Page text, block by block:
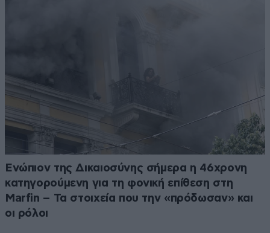
Ενώπιον της Δικαιοσύνης σήμερα η 46χρονη
κατηγορούμενη για τη φονική επίθεση στη
Marfin – Τα στοιχεία που την «πρόδωσαν» και
οι ρόλοι